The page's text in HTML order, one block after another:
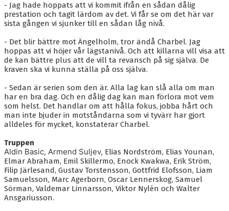
- Jag hade hoppats att vi kommit ifrån en sådan dålig
prestation och tagit lärdom av det. Vi får se om det här var
sista gången vi sjunker till en sådan låg nivå.
- Det blir bättre mot Ängelholm, tror ändå Charbel. Jag
hoppas att vi höjer vår lägstanivå. Och att killarna vill visa att
de kan bättre plus att de vill ta revansch på sig själva. De
kraven ska vi kunna ställa på oss själva.
- Sedan är serien som den är. Alla lag kan slå alla om man
har en bra dag. Och en dålig dag kan man förlora mot vem
som helst. Det handlar om att hålla fokus, jobba hårt och
man inte bjuder in motståndarna som vi tyvärr har gjort
alldeles för mycket, konstaterar Charbel.
Truppen
Aldin Basic, Armend Suljev, Elias Nordström, Elias Younan,
Elmar Abraham, Emil Skillermo, Enock Kwakwa, Erik Ström,
Filip Järlesand, Gustav Torstensson, Gottfrid Elofsson, Liam
Samuelsson, Marc Agerborn, Oscar Lennerskog, Samuel
Sörman, Valdemar Linnarsson, Viktor Nylén och Walter
Ansgariusson.